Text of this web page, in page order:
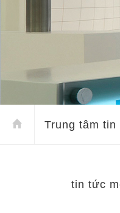
Trung tâm tin
tin tức